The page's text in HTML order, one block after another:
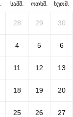
სამშ. ოთხშ. ხუთშ.
28 29 30
4 5 6
11 12 13
18 19 20
25 26 27